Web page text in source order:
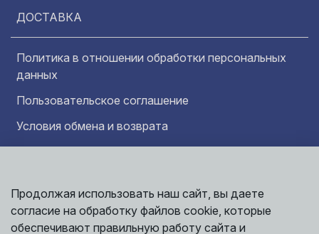
ДОСТАВКА
Политика в отношении обработки персональных
данных
Пользовательское соглашение
Условия обмена и возврата
Информация представленная на сайте
носит исключительно ознакомительный
характер и ни при каких условиях не может
Продолжая использовать наш сайт, вы даете
согласие на обработку файлов cookie, которые
обеспечивают правильную работу сайта и